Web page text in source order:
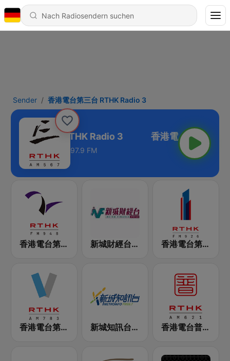
Sender 香港電台第三台 RTHK Radio 3
港電台第三台 RTHK Radio 3
97.9 FM
香港電台第二台 RTHK Radio 2 新城財經台 Metro Finance FM104 香港電台第一台 RTHK Radio 1
香港電台第五台 - RTHK Radio 5 新城知訊台 MetroInfo FM99.7 香港電台普通話台 RTHK Radio